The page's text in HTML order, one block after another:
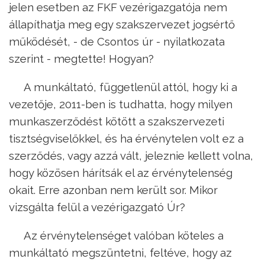
jelen esetben az FKF vezérigazgatója nem
állapíthatja meg egy szakszervezet jogsértő
működését, - de Csontos úr - nyilatkozata
szerint - megtette! Hogyan?
A munkáltató, függetlenül attól, hogy ki a
vezetője, 2011-ben is tudhatta, hogy milyen
munkaszerződést kötött a szakszervezeti
tisztségviselőkkel, és ha érvénytelen volt ez a
szerződés, vagy azzá vált, jeleznie kellett volna,
hogy közösen hárítsák el az érvénytelenség
okait. Erre azonban nem került sor. Mikor
vizsgálta felül a vezérigazgató Úr?
Az érvénytelenséget valóban köteles a
munkáltató megszüntetni, feltéve, hogy az